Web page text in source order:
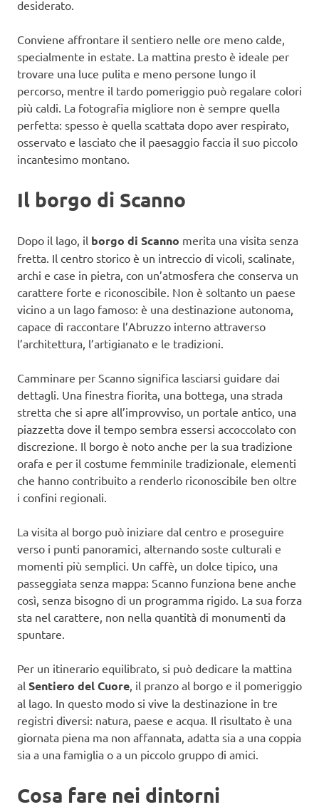
desiderato.
Conviene affrontare il sentiero nelle ore meno calde,
specialmente in estate. La mattina presto è ideale per
trovare una luce pulita e meno persone lungo il
percorso, mentre il tardo pomeriggio può regalare colori
più caldi. La fotografia migliore non è sempre quella
perfetta: spesso è quella scattata dopo aver respirato,
osservato e lasciato che il paesaggio faccia il suo piccolo
incantesimo montano.
Il borgo di Scanno
Dopo il lago, il borgo di Scanno merita una visita senza
fretta. Il centro storico è un intreccio di vicoli, scalinate,
archi e case in pietra, con un’atmosfera che conserva un
carattere forte e riconoscibile. Non è soltanto un paese
vicino a un lago famoso: è una destinazione autonoma,
capace di raccontare l’Abruzzo interno attraverso
l’architettura, l’artigianato e le tradizioni.
Camminare per Scanno significa lasciarsi guidare dai
dettagli. Una finestra fiorita, una bottega, una strada
stretta che si apre all’improvviso, un portale antico, una
piazzetta dove il tempo sembra essersi accoccolato con
discrezione. Il borgo è noto anche per la sua tradizione
orafa e per il costume femminile tradizionale, elementi
che hanno contribuito a renderlo riconoscibile ben oltre
i confini regionali.
La visita al borgo può iniziare dal centro e proseguire
verso i punti panoramici, alternando soste culturali e
momenti più semplici. Un caffè, un dolce tipico, una
passeggiata senza mappa: Scanno funziona bene anche
così, senza bisogno di un programma rigido. La sua forza
sta nel carattere, non nella quantità di monumenti da
spuntare.
Per un itinerario equilibrato, si può dedicare la mattina
al Sentiero del Cuore, il pranzo al borgo e il pomeriggio
al lago. In questo modo si vive la destinazione in tre
registri diversi: natura, paese e acqua. Il risultato è una
giornata piena ma non affannata, adatta sia a una coppia
sia a una famiglia o a un piccolo gruppo di amici.
Cosa fare nei dintorni